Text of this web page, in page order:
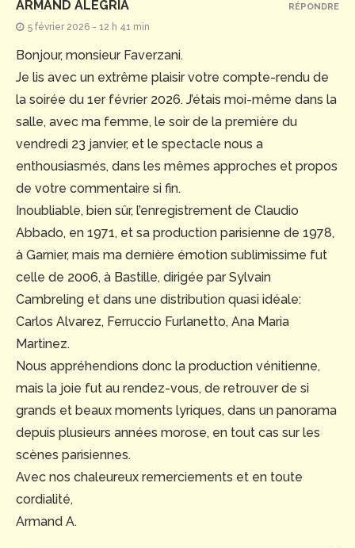
ARMAND ALEGRIA
5 février 2026 - 12 h 41 min
Bonjour, monsieur Faverzani.
Je lis avec un extrême plaisir votre compte-rendu de
la soirée du 1er février 2026. J’étais moi-même dans la
salle, avec ma femme, le soir de la première du
vendredi 23 janvier, et le spectacle nous a
enthousiasmés, dans les mêmes approches et propos
de votre commentaire si fin.
Inoubliable, bien sûr, l’enregistrement de Claudio
Abbado, en 1971, et sa production parisienne de 1978,
à Garnier, mais ma dernière émotion sublimissime fut
celle de 2006, à Bastille, dirigée par Sylvain
Cambreling et dans une distribution quasi idéale:
Carlos Alvarez, Ferruccio Furlanetto, Ana Maria
Martinez.
Nous appréhendions donc la production vénitienne,
mais la joie fut au rendez-vous, de retrouver de si
grands et beaux moments lyriques, dans un panorama
depuis plusieurs années morose, en tout cas sur les
scènes parisiennes.
Avec nos chaleureux remerciements et en toute
cordialité,
Armand A.
RÉPONDRE